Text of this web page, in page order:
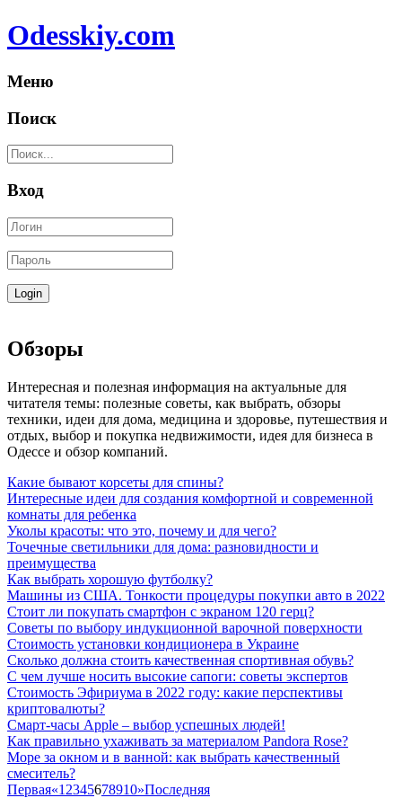
Odesskiy.com
Меню
Поиск
Вход
Обзоры
Интересная и полезная информация на актуальные для
читателя темы: полезные советы, как выбрать, обзоры
техники, идеи для дома, медицина и здоровье, путешествия и
отдых, выбор и покупка недвижимости, идея для бизнеса в
Одессе и обзор компаний.
Какие бывают корсеты для спины?
Интересные идеи для создания комфортной и современной
комнаты для ребенка
Уколы красоты: что это, почему и для чего?
Точечные светильники для дома: разновидности и
преимущества
Как выбрать хорошую футболку?
Машины из США. Тонкости процедуры покупки авто в 2022
Стоит ли покупать смартфон с экраном 120 герц?
Советы по выбору индукционной варочной поверхности
Стоимость установки кондиционера в Украине
Сколько должна стоить качественная спортивная обувь?
С чем лучше носить высокие сапоги: советы экспертов
Стоимость Эфириума в 2022 году: какие перспективы
криптовалюты?
Смарт-часы Apple – выбор успешных людей!
Как правильно ухаживать за материалом Pandora Rose?
Море за окном и в ванной: как выбрать качественный
смеситель?
Первая«1 2345678910»Последняя